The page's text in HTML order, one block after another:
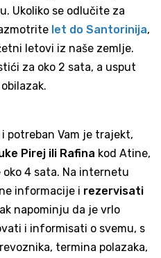
Ukoliko se odlučite za
let do Santorinija,
letovi iz naše zemlje.
za oko 2 sata, a usput
potreban Vam je trajekt,
Pirej ili Rafina kod Atine,
oko 4 sata. Na internetu
informacije i rezervisati
napominju da je vrlo
i informisati o svemu, s
termina polazaka,